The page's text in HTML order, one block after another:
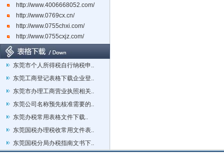
http://www.4006668052.com/
http://www.0769cx.cn/
http://www.0755chxi.com/
http://www.0755cxjz.com/
东莞市个人所得税自行纳税申..
东莞工商登记表格下载企业登..
东莞市办理工商营业执照相关..
东莞公司名称预先核准需要的..
东莞办税常用表格文件下载..
东莞国税办理税收常用文件表..
东莞国税分局办税指南文书下..